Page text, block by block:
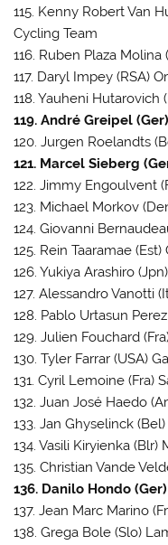
115. Kenny Robert Van
Cycling Team
116. Ruben Plaza Molina
117. Daryl Impey (RSA)
118. Yauheni Hutarovich
119. André Greipel
120. Jurgen Roelandts
121. Marcel Sieberg
122. Jimmy Engoulvent
123. Michael Morkov
124. Giovanni
125. Rein Taaramae
126. Yukiya Arashiro
127. Alessandro Vanotti
128. Pablo Urtasun
129. Julien Fouchard
130. Tyler Farrar (USA)
131. Cyril Lemoine (Fra)
132. Juan José Haedo
133. Jan Ghyselinck
134. Vasili Kiryienka (Blr)
135. Christian Vande
136. Danilo Hondo
137. Jean Marc Marino
138. Grega Bole (Slo)